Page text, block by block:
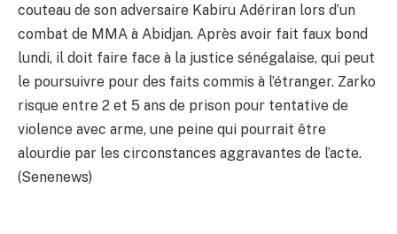
couteau de son adversaire Kabiru Adériran lors d’un
combat de MMA à Abidjan. Après avoir fait faux bond
lundi, il doit faire face à la justice sénégalaise, qui peut
le poursuivre pour des faits commis à l’étranger. Zarko
risque entre 2 et 5 ans de prison pour tentative de
violence avec arme, une peine qui pourrait être
alourdie par les circonstances aggravantes de l’acte.
(Senenews)